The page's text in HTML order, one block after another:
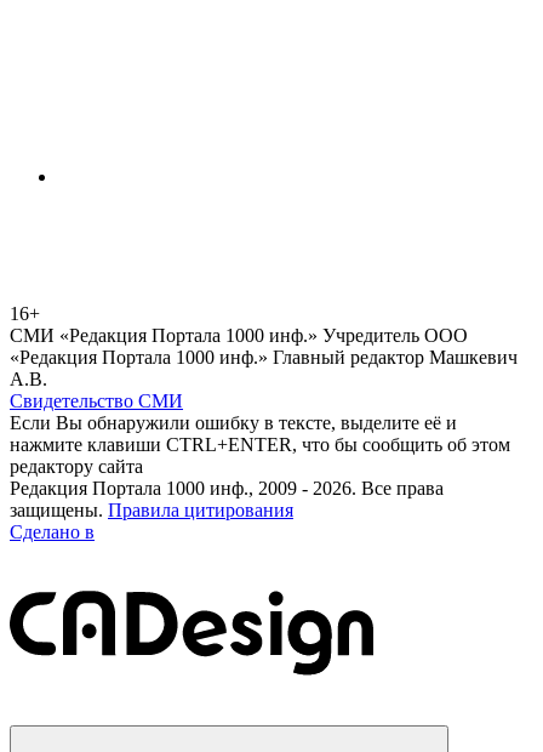
16+
СМИ «Редакция Портала 1000 инф.» Учредитель ООО
«Редакция Портала 1000 инф.» Главный редактор Машкевич
А.В.
Свидетельство СМИ
Если Вы обнаружили ошибку в тексте, выделите её и
нажмите клавиши CTRL+ENTER, что бы сообщить об этом
редактору сайта
Редакция Портала 1000 инф., 2009 - 2026. Все права
защищены. Правила цитирования
Сделано в